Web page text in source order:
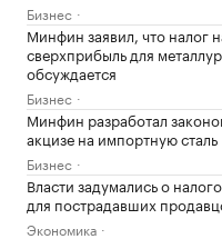
Бизнес
Минфин заявил, что налог
сверхприбыль для
обсуждается
Бизнес
Минфин разработал
акцизе на импортную сталь
Бизнес
Власти задумались о
для пострадавших
Экономика